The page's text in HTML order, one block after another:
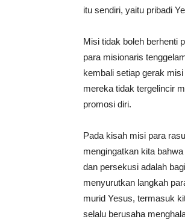
itu sendiri, yaitu pribadi
Misi tidak boleh berhenti
para misionaris
kembali setiap gerak
mereka tidak tergelincir
promosi diri.
Pada kisah misi para
mengingatkan kita
dan persekusi adalah
menyurutkan langkah
murid Yesus, termasuk
selalu berusaha